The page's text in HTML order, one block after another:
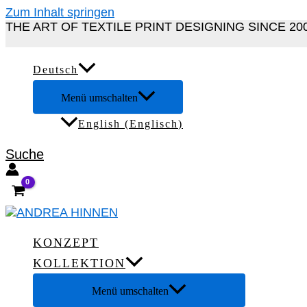
Zum Inhalt springen
THE ART OF TEXTILE PRINT DESIGNING SINCE
Deutsch
Menü umschalten
English (Englisch)
Suche
KONZEPT
KOLLEKTION
Menü umschalten